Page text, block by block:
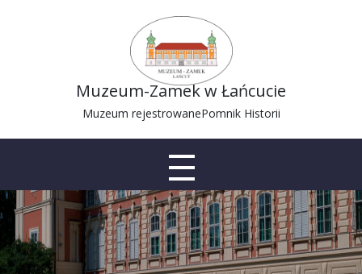
Muzeum-Zamek w Łańcucie
Muzeum rejestrowanePomnik Historii